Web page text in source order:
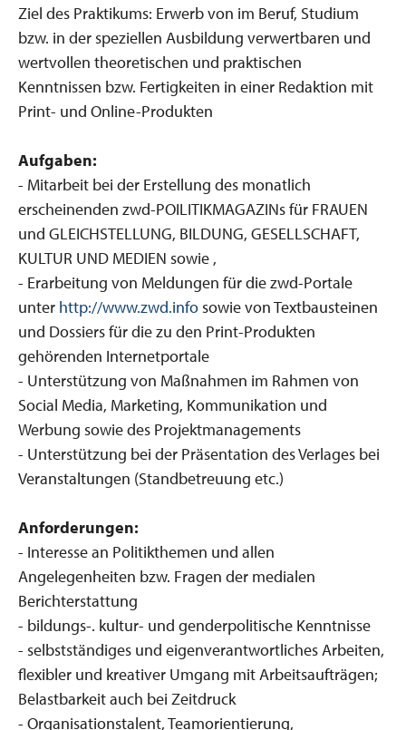
Ziel des Praktikums: Erwerb von im Beruf, Studium
bzw. in der speziellen Ausbildung verwertbaren und
wertvollen theoretischen und praktischen
Kenntnissen bzw. Fertigkeiten in einer Redaktion mit
Print- und Online-Produkten
Aufgaben:
- Mitarbeit bei der Erstellung des monatlich
erscheinenden zwd-POILITIKMAGAZINs für FRAUEN
und GLEICHSTELLUNG, BILDUNG, GESELLSCHAFT,
KULTUR UND MEDIEN sowie ,
- Erarbeitung von Meldungen für die zwd-Portale
unter http://www.zwd.info sowie von Textbausteinen
und Dossiers für die zu den Print-Produkten
gehörenden Internetportale
- Unterstützung von Maßnahmen im Rahmen von
Social Media, Marketing, Kommunikation und
Werbung sowie des Projektmanagements
- Unterstützung bei der Präsentation des Verlages bei
Veranstaltungen (Standbetreuung etc.)
Anforderungen:
- Interesse an Politikthemen und allen
Angelegenheiten bzw. Fragen der medialen
Berichterstattung
- bildungs-. kultur- und genderpolitische Kenntnisse
- selbstständiges und eigenverantwortliches Arbeiten,
flexibler und kreativer Umgang mit Arbeitsaufträgen;
Belastbarkeit auch bei Zeitdruck
- Organisationstalent, Teamorientierung,